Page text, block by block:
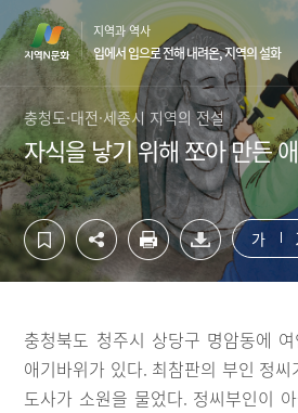
텐
츠
영
역
바
로
가
기
단
영
역
바
로
가
기
지역과 역사
입에서 입으로 전해 내려온, 지역의 설화
충청도·대전·세종시 지역의 전설
자식을 낳기 위해 쪼아 만든
가
충청북도 청주시 상당구 명암동에
애기바위가 있다. 최참판의 부인 정
도사가 소원을 물었다. 정씨부인이